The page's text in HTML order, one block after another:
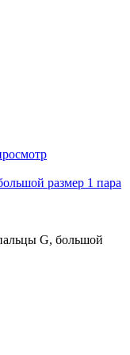
размер 1 пара
G, большой